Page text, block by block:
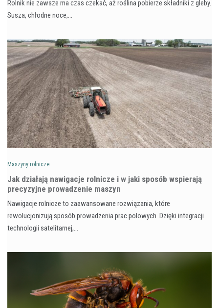
Rolnik nie zawsze ma czas czekać, aż roślina pobierze składniki z gleby.
Susza, chłodne noce,…
Maszyny rolnicze
Jak działają nawigacje rolnicze i w jaki sposób wspierają
precyzyjne prowadzenie maszyn
Nawigacje rolnicze to zaawansowane rozwiązania, które
rewolucjonizują sposób prowadzenia prac polowych. Dzięki integracji
technologii satelitarnej,…